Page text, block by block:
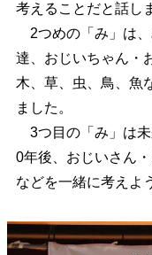
考えることだと話し
2つめの「み」は、
達、おじいちゃん・
木、草、虫、鳥、魚
ました。
3つ目の「み」は未
0年後、おじいさん
などを一緒に考えよ